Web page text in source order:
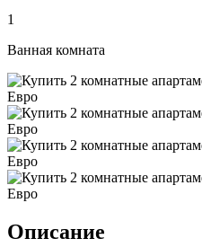
1
Ванная комната
Описание